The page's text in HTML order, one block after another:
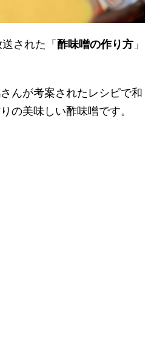
された「 酢味噌の作り方 」
んが考案されたレシピで和
の美味しい酢味噌です。